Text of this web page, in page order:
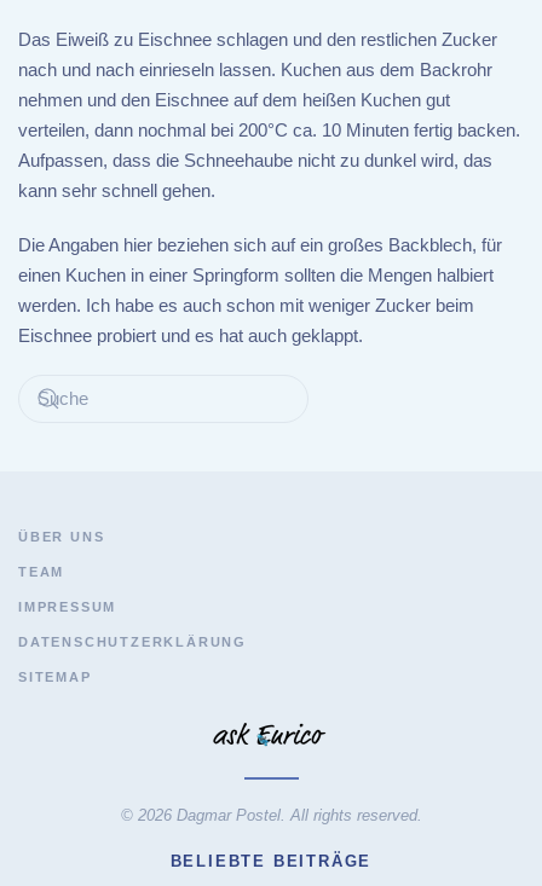
Das Eiweiß zu Eischnee schlagen und den restlichen Zucker
nach und nach einrieseln lassen. Kuchen aus dem Backrohr
nehmen und den Eischnee auf dem heißen Kuchen gut
verteilen, dann nochmal bei 200°C ca. 10 Minuten fertig backen.
Aufpassen, dass die Schneehaube nicht zu dunkel wird, das
kann sehr schnell gehen.
Die Angaben hier beziehen sich auf ein großes Backblech, für
einen Kuchen in einer Springform sollten die Mengen halbiert
werden. Ich habe es auch schon mit weniger Zucker beim
Eischnee probiert und es hat auch geklappt.
ÜBER UNS
TEAM
IMPRESSUM
DATENSCHUTZERKLÄRUNG
SITEMAP
© 2026 Dagmar Postel. All rights reserved.
BELIEBTE BEITRÄGE